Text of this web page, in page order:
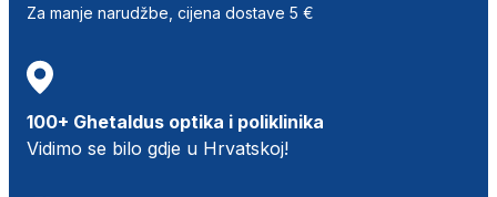
Za manje narudžbe, cijena dostave 5 €
100+ Ghetaldus optika i poliklinika
Vidimo se bilo gdje u Hrvatskoj!